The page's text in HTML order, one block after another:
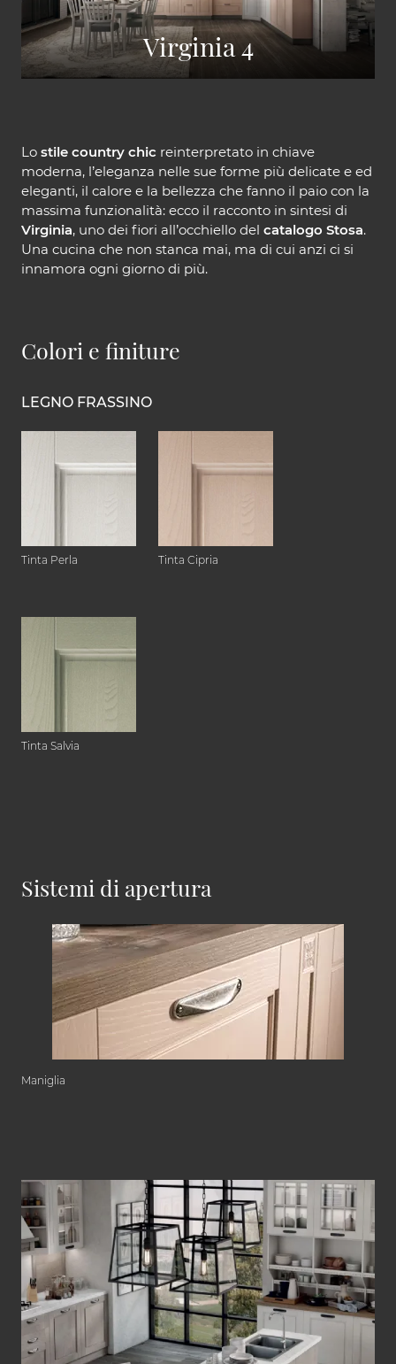
Virginia 4
Lo stile country chic reinterpretato in chiave
moderna, l’eleganza nelle sue forme più delicate e ed
eleganti, il calore e la bellezza che fanno il paio con la
massima funzionalità: ecco il racconto in sintesi di
Virginia, uno dei fiori all’occhiello del catalogo Stosa.
Una cucina che non stanca mai, ma di cui anzi ci si
innamora ogni giorno di più.
Colori e finiture
LEGNO FRASSINO
Tinta Perla Tinta Cipria
Tinta Salvia
Sistemi di apertura
Maniglia